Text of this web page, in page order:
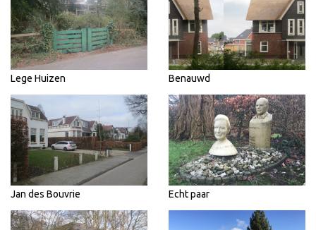
Lege Huizen Benauwd
Jan des Bouvrie Echt paar